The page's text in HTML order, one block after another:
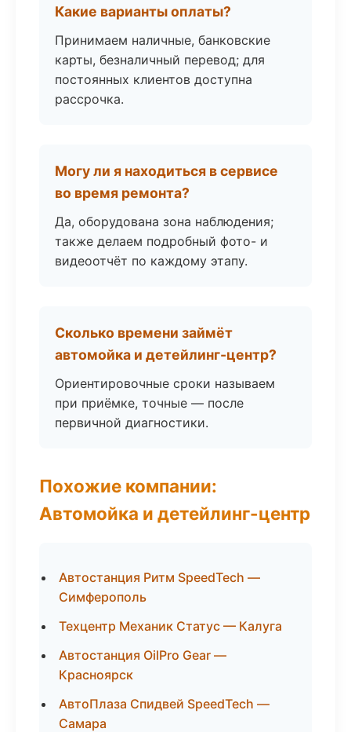
Какие варианты оплаты?
Принимаем наличные, банковские
карты, безналичный перевод; для
постоянных клиентов доступна
рассрочка.
Могу ли я находиться в сервисе
во время ремонта?
Да, оборудована зона наблюдения;
также делаем подробный фото- и
видеоотчёт по каждому этапу.
Сколько времени займёт
автомойка и детейлинг-центр?
Ориентировочные сроки называем
при приёмке, точные — после
первичной диагностики.
Похожие компании:
Автомойка и детейлинг-центр
Автостанция Ритм SpeedTech —
Симферополь
Техцентр Механик Статус — Калуга
Автостанция OilPro Gear —
Красноярск
АвтоПлаза Спидвей SpeedTech —
Самара